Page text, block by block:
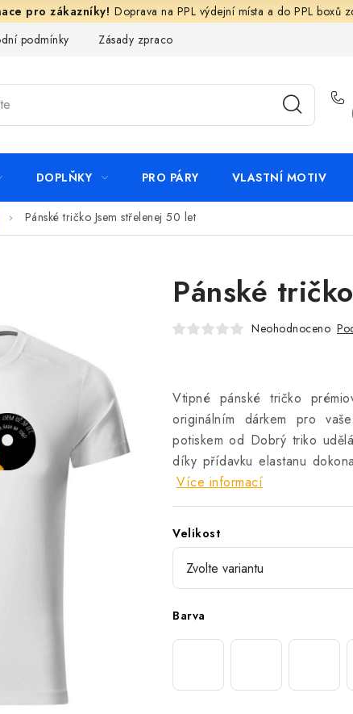
Doprava na PPL výdejní místa a do PPL boxů
podmínky Zásady zpracování ochrany osobních údajů
DOPLŇKY PRO PÁRY VLASTNÍ MOTIV
Pánské tričko Jsem střelenej 50 let
Pánské
Neohodnoceno
Vtipné pánské tričko
originálním dárkem pro
potiskem od Dobrý triko
díky přídavku elastanu
Více informací
Velikost
Barva